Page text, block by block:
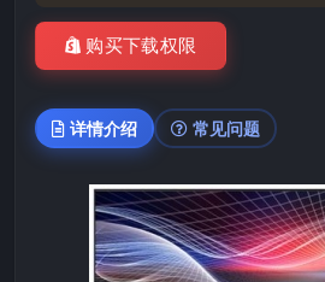
购买下载权限
详情介绍 常见问题